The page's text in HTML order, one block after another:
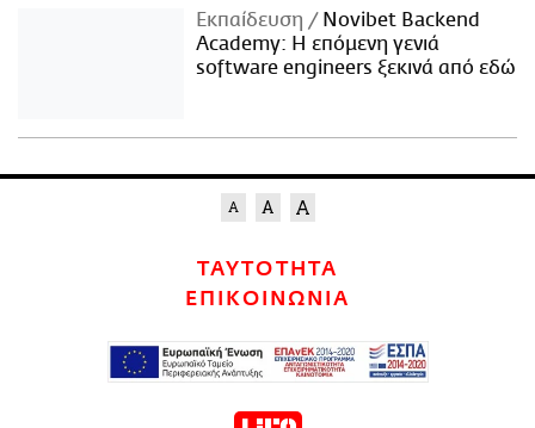
Εκπαίδευση
Novibet Backend
Academy: Η επόμενη γενιά
software engineers ξεκινά από εδώ
ΤΑΥΤΟΤΗΤΑ
ΕΠΙΚΟΙΝΩΝΙΑ